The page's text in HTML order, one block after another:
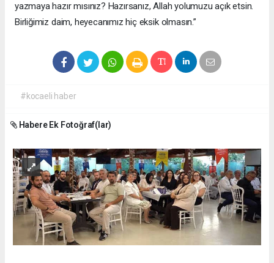
yazmaya hazır mısınız? Hazırsanız, Allah yolumuzu açık etsin.
Birliğimiz daim, heyecanımız hiç eksik olmasın.”
#kocaeli haber
Habere Ek Fotoğraf(lar)